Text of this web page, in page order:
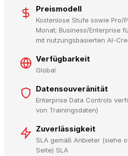
Preismodell
Kostenlose Stufe sowie Pro/
Monat; Business/Enterprise
mit nutzungsbasierten AI-
Verfügbarkeit
Global
Datensouveränität
Enterprise Data Controls
von Trainingsdaten)
Zuverlässigkeit
SLA gemäß Anbieter (siehe
Seite) SLA